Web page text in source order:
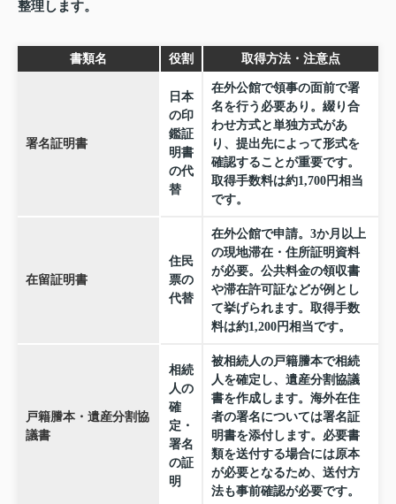
整理します。
書類名 役割 取得方法・注意点
署名証明書
日本
の印
鑑証
明書
の代
替
在外公館で領事の面前で署
名を行う必要あり。綴り合
わせ方式と単独方式があ
り、提出先によって形式を
確認することが重要です。
取得手数料は約1,700円相当
です。
在留証明書
住民
票の
代替
在外公館で申請。3か月以上
の現地滞在・住所証明資料
が必要。公共料金の領収書
や滞在許可証などが例とし
て挙げられます。取得手数
料は約1,200円相当です。
戸籍謄本・遺産分割協
議書
相続
人の
確
定・
署名
の証
明
被相続人の戸籍謄本で相続
人を確定し、遺産分割協議
書を作成します。海外在住
者の署名については署名証
明書を添付します。必要書
類を送付する場合には原本
が必要となるため、送付方
法も事前確認が必要です。